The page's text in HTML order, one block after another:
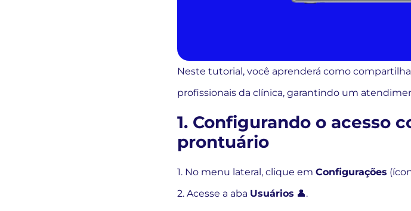
Neste tutorial, você aprenderá como
profissionais da clínica, garantindo um
1. Configurando o acesso
prontuário
1. No menu lateral, clique em Configurações
2. Acesse a aba Usuários 👤.